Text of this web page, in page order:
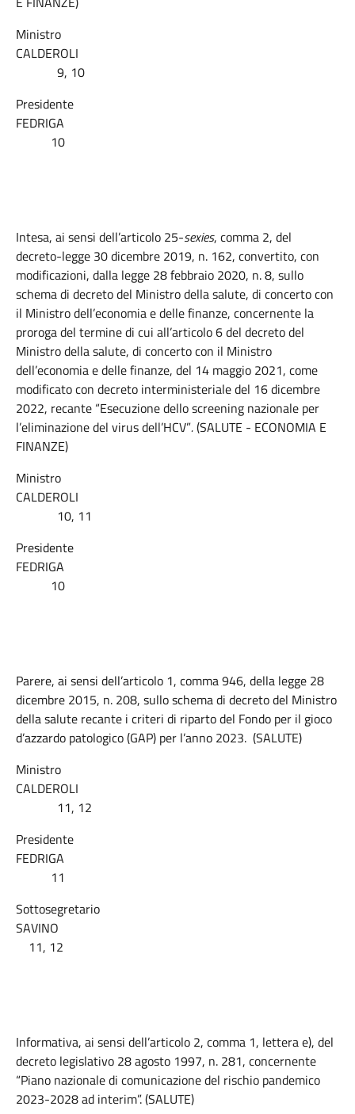
Ministro
CALDEROLI
9, 10
Presidente
FEDRIGA
10
Intesa, ai sensi dell’articolo 25-sexies, comma 2, del
decreto-legge 30 dicembre 2019, n. 162, convertito, con
modificazioni, dalla legge 28 febbraio 2020, n. 8, sullo
schema di decreto del Ministro della salute, di concerto con
il Ministro dell’economia e delle finanze, concernente la
proroga del termine di cui all’articolo 6 del decreto del
Ministro della salute, di concerto con il Ministro
dell’economia e delle finanze, del 14 maggio 2021, come
modificato con decreto interministeriale del 16 dicembre
2022, recante “Esecuzione dello screening nazionale per
l’eliminazione del virus dell’HCV”.(SALUTE - ECONOMIA E
FINANZE)
Ministro
CALDEROLI
10, 11
Presidente
FEDRIGA
10
Parere, ai sensi dell’articolo 1, comma 946, della legge 28
dicembre 2015, n. 208, sullo schema di decreto del Ministro
della salute recante i criteri di riparto del Fondo per il gioco
d’azzardo patologico (GAP) per l’anno 2023. (SALUTE)
Ministro
CALDEROLI
11, 12
Presidente
FEDRIGA
11
Sottosegretario
SAVINO
11, 12
Informativa, ai sensi dell’articolo 2, comma 1, lettera e), del
decreto legislativo 28 agosto 1997, n. 281, concernente
“Piano nazionale di comunicazione del rischio pandemico
2023-2028 ad interim”. (SALUTE)